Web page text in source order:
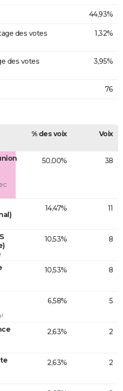
44,93%
des votes
1,32%
des votes
3,95%
76
% des voix Voix
50,00% 38
14,47% 11
10,53% 8
10,53% 8
6,58% 5
2,63% 2
2,63% 2